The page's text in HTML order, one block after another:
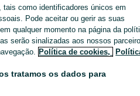
uma nova para contactares
como identificadores únicos em
Pode aceitar ou gerir as suas
qualquer momento na página da
serão sinalizadas aos nossos
Política de cookies,
tratamos os dados para